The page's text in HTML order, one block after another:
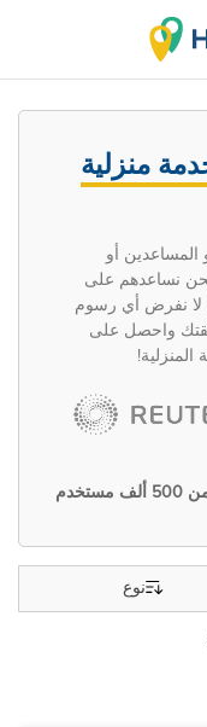
منزلية
المساعدين أو
نساعدهم على
لا نفرض أي رسوم
واحصل على
نوع